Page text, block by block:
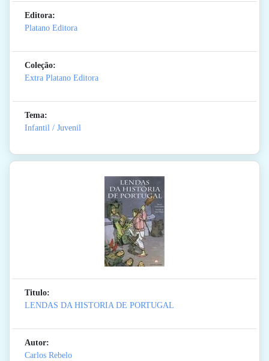
Editora:
Platano Editora
Coleção:
Extra Platano Editora
Tema:
Infantil / Juvenil
Titulo:
LENDAS DA HISTORIA DE PORTUGAL
Autor:
Carlos Rebelo